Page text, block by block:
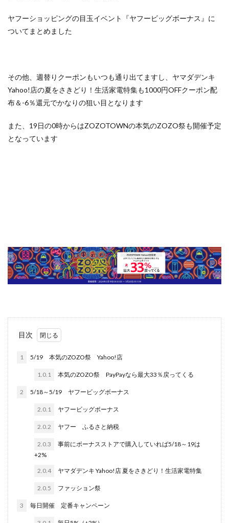
ヤフーショッピングの目玉イベント『ヤフービッグボーナス』に
ついてまとめました
その他、週替りクーポンもいつも通り出てますし、ヤマダデンキ
Yahoo!店の夏をさきどり！生活家電特集も1000円OFFクーポン配
布＆-6％還元でかなりの狙い目となります
また、19日の0時からはZOZOTOWNの本気のZOZO祭も開催予定
となっています
目次
1 5/19 本気のZOZO祭 Yahoo!店
1.0.1 本気のZOZO祭 PayPayなら最大33％戻ってくる
2 5/18～5/19 ヤフービッグボーナス
2.0.1 ヤフービッグボーナス
2.0.2 ヤフー ふるさと納税
2.0.3
事前にボーナスストアで購入していれば5/18～19は
+2%
2.0.4 ヤマダデンキ Yahoo!店 夏をさきどり！生活家電特集
2.0.5 ファッション祭
3 毎日開催 定番キャンペーン